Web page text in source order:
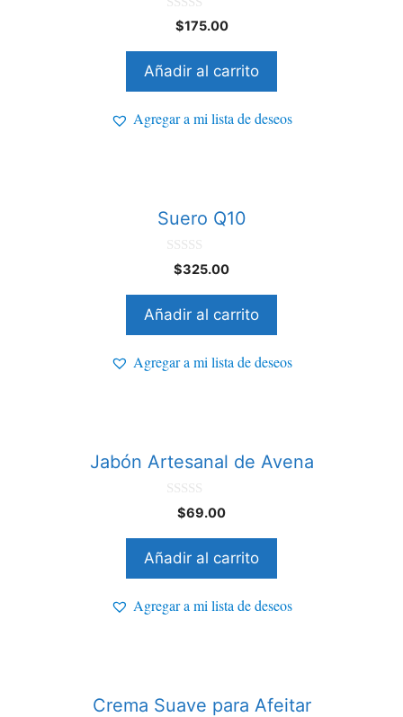
$175.00
Añadir al carrito
Agregar a mi lista de deseos
Suero Q10
$325.00
Añadir al carrito
Agregar a mi lista de deseos
Jabón Artesanal de Avena
$69.00
Añadir al carrito
Agregar a mi lista de deseos
Crema Suave para Afeitar